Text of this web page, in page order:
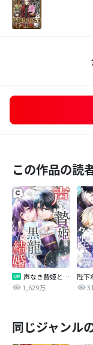
この作品の読
声なき贄姫と黒龍の結婚
1,629万
同じジャンル